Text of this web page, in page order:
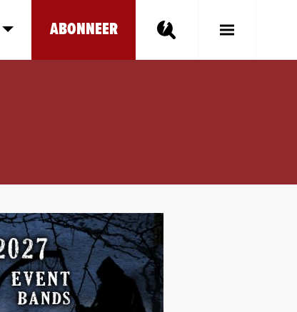
ABONNEER
Toggle